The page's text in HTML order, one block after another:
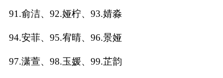
91.俞洁、92.娅柠、93.婧淼
94.安菲、95.宥晴、96.景娅
97.潇萱、98.玉媛、99.芷韵